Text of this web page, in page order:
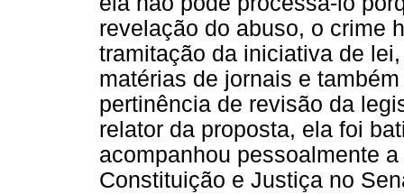
revelação do abuso, o crime
tramitação da iniciativa de
matérias de jornais e
pertinência de revisão da
relator da proposta, ela foi
acompanhou pessoalmente
Constituição e Justiça no